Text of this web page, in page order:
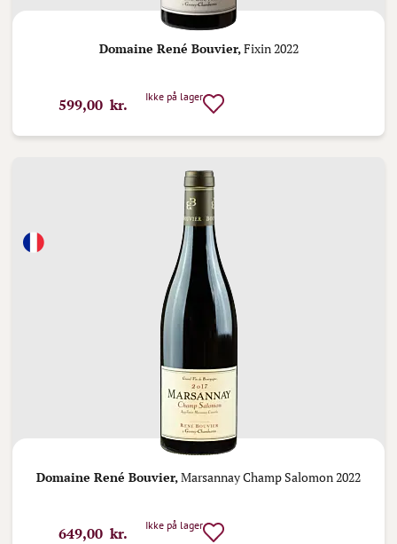
Domaine René Bouvier,Fixin 2022
599,00 kr. Ikke på lager
Domaine René Bouvier, Marsannay Champ Salomon 2022
649,00 kr. Ikke på lager